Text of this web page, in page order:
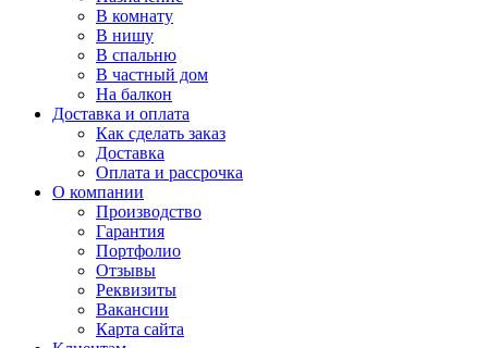
В комнату
В нишу
В спальню
В частный дом
На балкон
Доставка и оплата
Как сделать заказ
Доставка
Оплата и рассрочка
О компании
Производство
Гарантия
Портфолио
Отзывы
Реквизиты
Вакансии
Карта сайта